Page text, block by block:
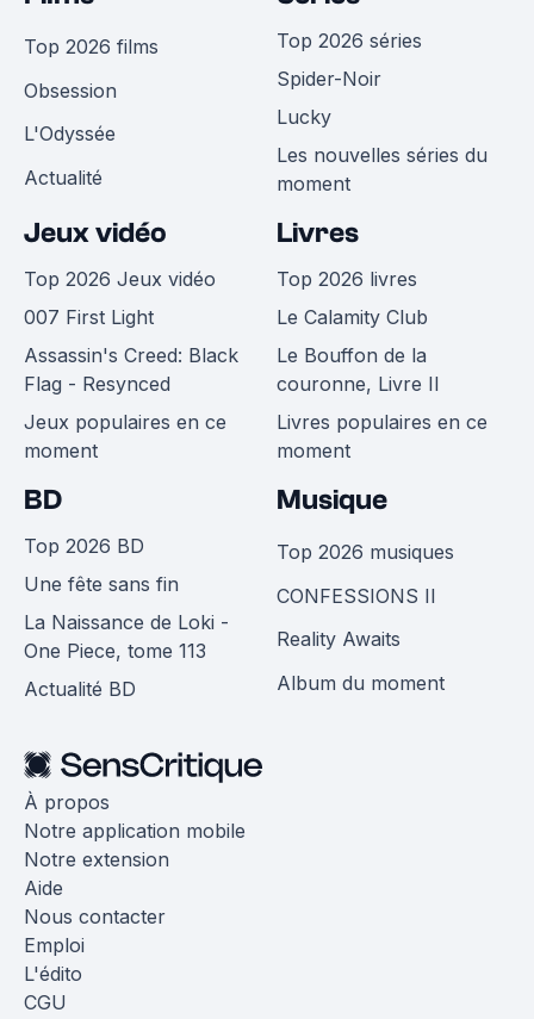
Top 2026 films
Obsession
L'Odyssée
Actualité
Top 2026 séries
Spider-Noir
Lucky
Les nouvelles séries du
moment
Jeux vidéo
Top 2026 Jeux vidéo
007 First Light
Assassin's Creed: Black
Flag - Resynced
Jeux populaires en ce
moment
Livres
Top 2026 livres
Le Calamity Club
Le Bouffon de la
couronne, Livre II
Livres populaires en ce
moment
BD
Top 2026 BD
Une fête sans fin
La Naissance de Loki -
One Piece, tome 113
Actualité BD
Musique
Top 2026 musiques
CONFESSIONS II
Reality Awaits
Album du moment
À propos
Notre application mobile
Notre extension
Aide
Nous contacter
Emploi
L'édito
CGU